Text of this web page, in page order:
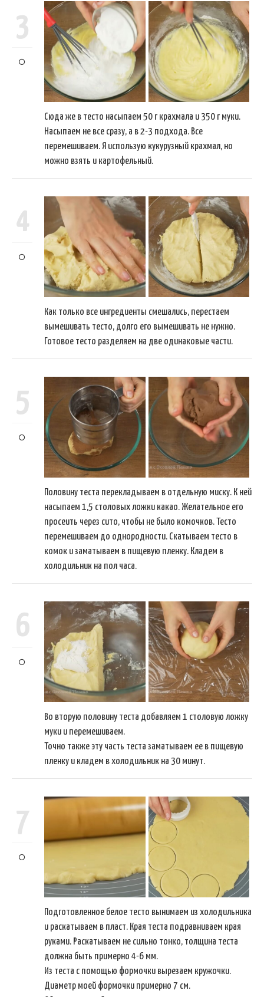
3
Сюда же в тесто насыпаем 50 г крахмала и 350 г муки.
Насыпаем не все сразу, а в 2-3 подхода. Все
перемешиваем. Я использую кукурузный крахмал, но
можно взять и картофельный.
4
Как только все ингредиенты смешались, перестаем
вымешивать тесто, долго его вымешивать не нужно.
Готовое тесто разделяем на две одинаковые части.
5
Половину теста перекладываем в отдельную миску. К ней
насыпаем 1,5 столовых ложки какао. Желательное его
просеить через сито, чтобы не было комочков. Тесто
перемешиваем до однородности. Скатываем тесто в
комок и заматываем в пищевую пленку. Кладем в
холодильник на пол часа.
6
Во вторую половину теста добавляем 1 столовую ложку
муки и перемешиваем.
Точно также эту часть теста заматываем ее в пищевую
пленку и кладем в холодильник на 30 минут.
7
Подготовленное белое тесто вынимаем из холодильника
и раскатываем в пласт. Края теста подравниваем края
руками. Раскатываем не сильно тонко, толщина теста
должна быть примерно 4-6 мм.
Из теста с помощью формочки вырезаем кружочки.
Диаметр моей формочки примерно 7 см.